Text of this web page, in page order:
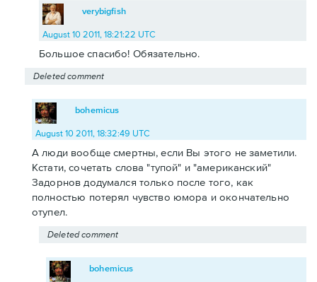
verybigfish
August 10 2011, 18:21:22 UTC
Большое спасибо! Обязательно.
Deleted comment
bohemicus
August 10 2011, 18:32:49 UTC
А люди вообще смертны, если Вы этого не заметили.
Кстати, сочетать слова "тупой" и "американский"
Задорнов додумался только после того, как
полностью потерял чувство юмора и окончательно
отупел.
Deleted comment
bohemicus